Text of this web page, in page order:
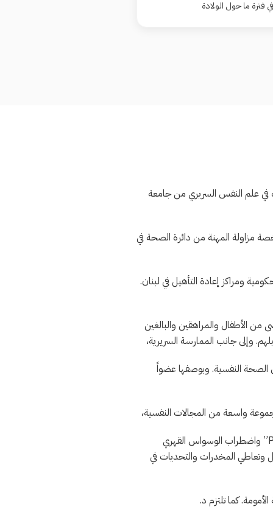
ما حول الولادة
في علم النفس السريري من جامعة
من جامعة البلمند في لبنان عام 2011. تحمل د. صدقة رخصة مزاولة المهنة من دائرة الصحة في
الحكومية ومراكز إعادة التأهيل في لبنان.
من الأطفال والمراهقين والبالغين
وإلى جانب الممارسة السريرية،
النفسية. وبوصفها عضواً
واسعة من المجالات النفسية،
” واضطراب الوسواس القهري
وتعاطي المخدرات والتحديات في
كما تلتزم د.